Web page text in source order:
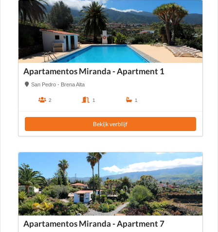
Apartamentos Miranda - Apartment 1
San Pedro - Brena Alta
2 1 1
Bekijk verblijf
Apartamentos Miranda - Apartment 7